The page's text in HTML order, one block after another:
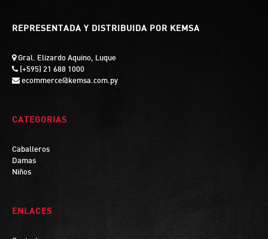
REPRESENTADA Y DISTRIBUIDA POR KEMSA
Gral. Elizardo Aquino, Luque
(+595) 21 688 1000
ecommerce@kemsa.com.py
CATEGORIAS
Caballeros
Damas
Niños
ENLACES